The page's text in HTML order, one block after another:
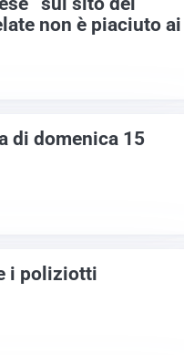
non è piaciuto ai
di domenica 15
i poliziotti